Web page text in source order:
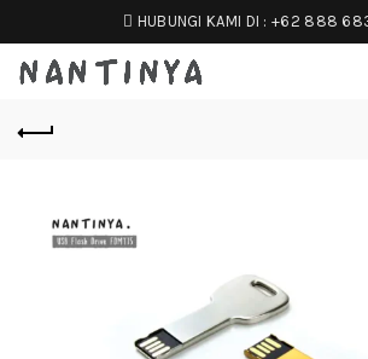
HUBUNGI KAMI DI :+62 888